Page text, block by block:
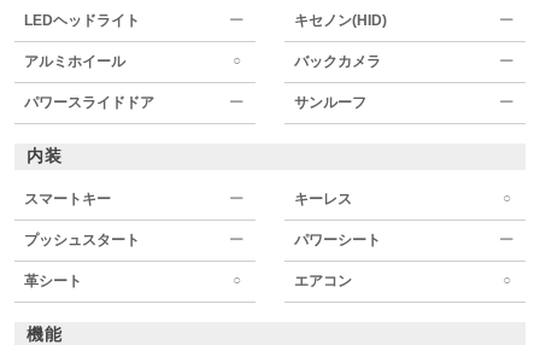
LEDヘッドライト ー キセノン(HID) ー
アルミホイール ○ バックカメラ ー
パワースライドドア ー サンルーフ ー
内装
スマートキー ー キーレス ○
プッシュスタート ー パワーシート ー
革シート ○ エアコン ○
機能